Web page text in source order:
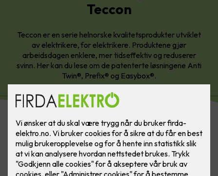
Teccon
Teccon er en serie helnorske kvalitetsprodukter utviklet
av elektrikere, for elektrikere. Produktene gjør
arbeidsdagen enklere, mer tidseffektiv og reduserer
svinn. Her kan du lese om de patenterte løsningene Anti
Twin®, Prefix® og Easybox®.